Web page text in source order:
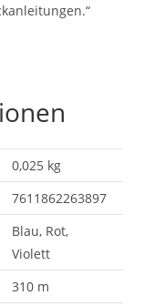
0,025 kg
7611862263897
Blau, Rot,
Violett
310 m